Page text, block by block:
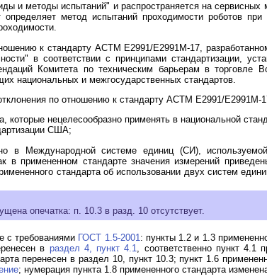
и методы испытаний" и распространяется на
метод испытаний проходимости роботов
к стандарту АСТМ Е2991/Е2991М-17,
в соответствии с принципами стандартизации,
Комитета по техническим барьерам в торговле
национальных и межгосударственных стандартов.
по отношению к стандарту АСТМ Е2991/Е2991М-
которые нецелесообразно применять в национальной
США;
в Международной системе единиц (СИ),
в примененном стандарте значения измерений
стандарта об использовании двух систем
опечатка: п. 10.3 в разд. 10 отсутствует.
с требованиями ГОСТ 1.5-2001: пункты 1.2 и 1.3
в раздел 4, пункт 4.1, соответственно пункт 4.1
перенесен в раздел 10, пункт 10.3; пункт 1.6
; нумерация пункта 1.8 примененного стандарта